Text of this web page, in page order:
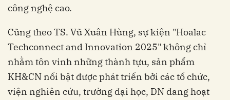
công nghệ cao.
Cũng theo TS. Vũ Xuân Hùng, sự kiện "Hoalac
Techconnect and Innovation 2025" không chỉ
nhằm tôn vinh những thành tựu, sản phẩm
KH&CN nổi bật được phát triển bởi các tổ chức,
viện nghiên cứu, trường đại học, DN đang hoạt